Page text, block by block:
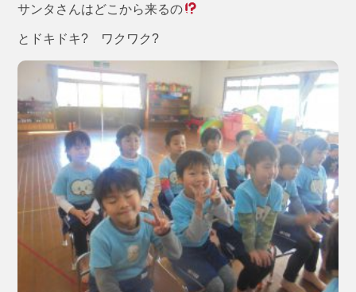
サンタさんはどこから来るの
とドキドキ? ワクワク?